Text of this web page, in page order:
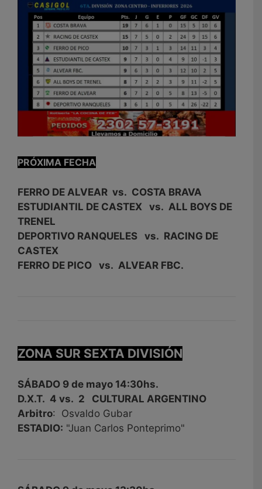
PRÓXIMA FECHA
FERRO DE ALVEAR vs. COSTA BRAVA
ESTUDIANTIL DE CASTEX vs. ALL BOYS DE
TRENEL
DEPORTIVO RANQUELES vs. RACING DE
CASTEX
FERRO DE PICO vs. ALVEAR FBC.
ZONA SUR SEXTA DIVISIÓN
SÁBADO 9 de mayo 14:30hs.
D.X.T. 4 vs. 2 CULTURAL ARGENTINO
Arbitro: Osvaldo Gubar
ESTADIO: "Juan Carlos Ponteprimo"